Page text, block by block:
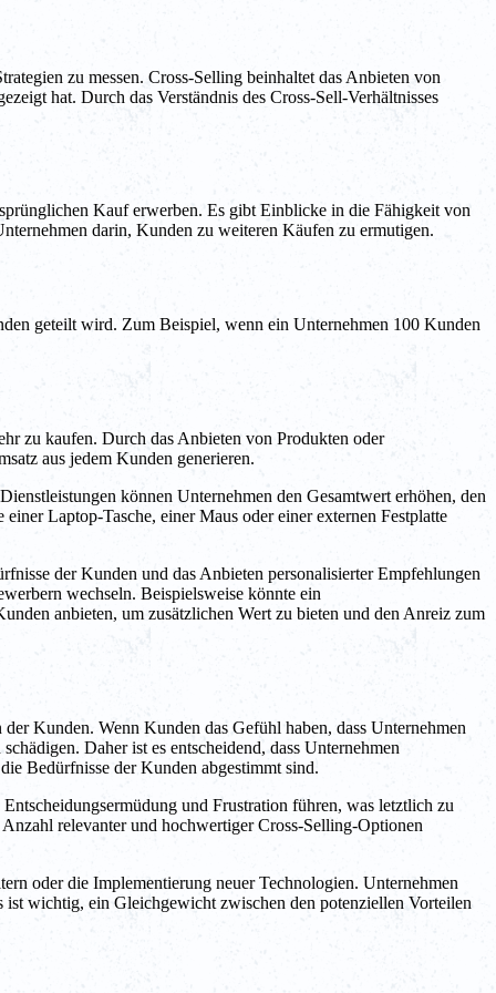
zu messen. Cross-Selling beinhaltet das Anbieten von
hat. Durch das Verständnis des Cross-Sell-Verhältnisses
Kauf erwerben. Es gibt Einblicke in die Fähigkeit von
darin, Kunden zu weiteren Käufen zu ermutigen.
geteilt wird. Zum Beispiel, wenn ein Unternehmen 100 Kunden
zu kaufen. Durch das Anbieten von Produkten oder
aus jedem Kunden generieren.
können Unternehmen den Gesamtwert erhöhen, den
Laptop-Tasche, einer Maus oder einer externen Festplatte
der Kunden und das Anbieten personalisierter Empfehlungen
wechseln. Beispielsweise könnte ein
anbieten, um zusätzlichen Wert zu bieten und den Anreiz zum
Kunden. Wenn Kunden das Gefühl haben, dass Unternehmen
Daher ist es entscheidend, dass Unternehmen
Bedürfnisse der Kunden abgestimmt sind.
und Frustration führen, was letztlich zu
relevanter und hochwertiger Cross-Selling-Optionen
oder die Implementierung neuer Technologien. Unternehmen
wichtig, ein Gleichgewicht zwischen den potenziellen Vorteilen